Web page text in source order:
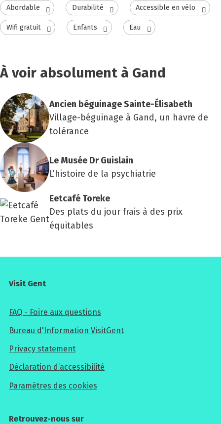
Abordable Durabilité Accessible en vélo
Wifi gratuit Enfants Eau
À voir absolument à Gand
Ancien bégui­nage Sainte-Éli­sa­beth
Village-béguinage à Gand, un havre de
tolérance
Le Musée Dr Guis­lain
L’histoire de la psychiatrie
Eet­ca­fé Toreke
Des plats du jour frais à des prix
équitables
Visit Gent
FAQ - Foire aux questions
Bureau d'Information VisitGent
Privacy statement
Déclaration d’accessibilité
Paramètres des cookies
Retrouvez-nous sur